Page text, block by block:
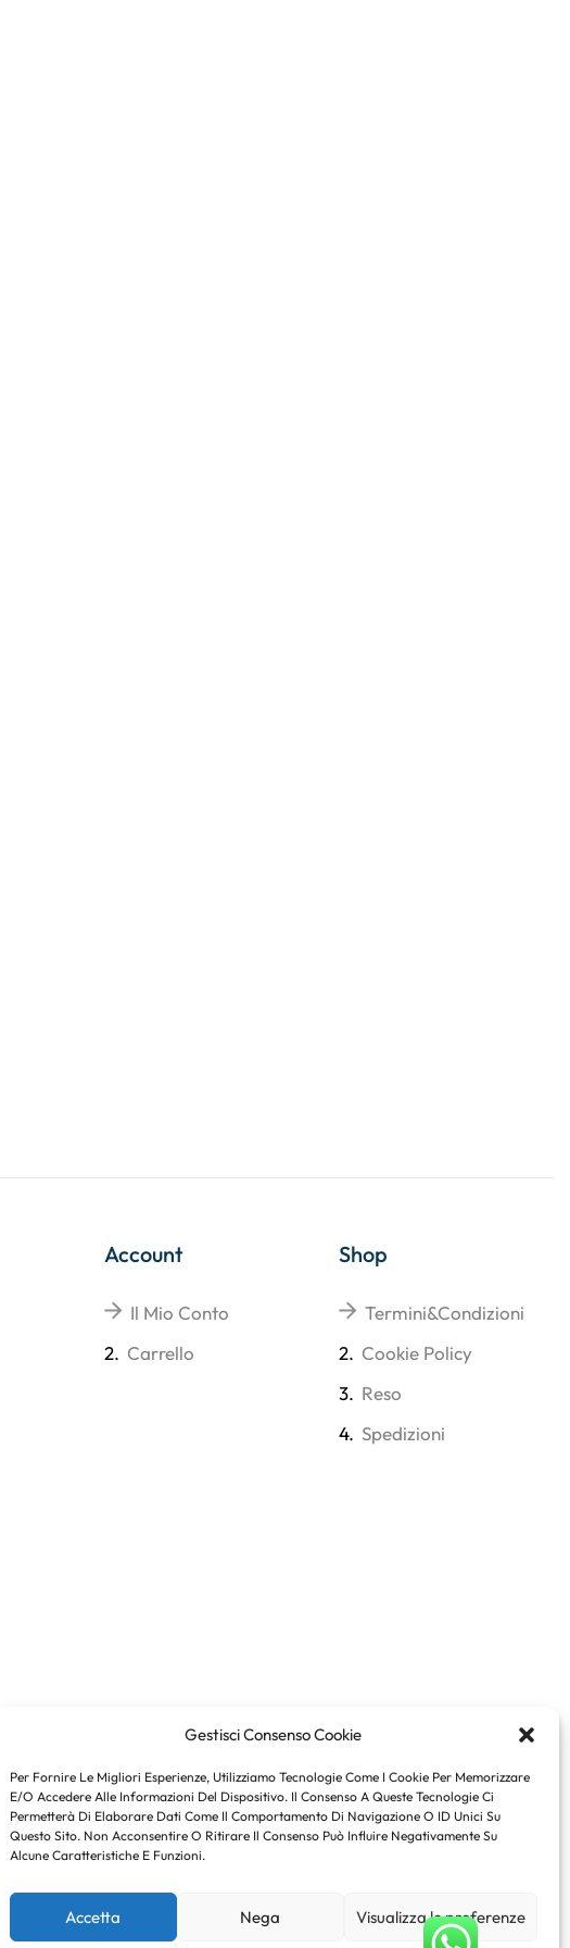
Gestisci Consenso Cookie
Per Fornire Le Migliori Esperienze, Utilizziamo Tecnologie Come I Cookie Per Memorizzare
E/o Accedere Alle Informazioni Del Dispositivo. Il Consenso A Queste Tecnologie Ci
Permetterà Di Elaborare Dati Come Il Comportamento Di Navigazione O ID Unici Su
Questo Sito. Non Acconsentire O Ritirare Il Consenso Può Influire Negativamente Su
Alcune Caratteristiche E Funzioni.
Accetta Nega Visualizza le preferenze
Account
Il Mio Conto
2. Carrello
Shop
Termini&Condizioni
2. Cookie Policy
3. Reso
4. Spedizioni